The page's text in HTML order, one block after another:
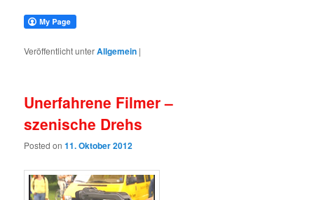
Veröffentlicht unterAllgemein |
Unerfahrene Filmer –
szenische Drehs
Posted on11. Oktober 2012